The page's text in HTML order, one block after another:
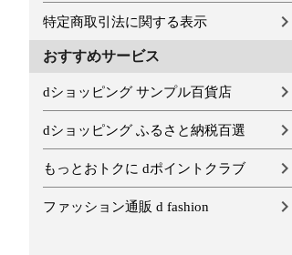
特定商取引法に関する表示
おすすめサービス
dショッピング サンプル百貨店
dショッピング ふるさと納税百選
もっとおトクに dポイントクラブ
ファッション通販 d fashion